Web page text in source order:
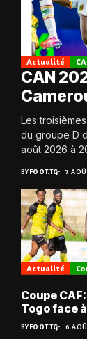
Actualité
CAN
Les
du groupe D
août 2026 à
BYFOOT.TG 7
Actualité
Coupe CAF:
Togo face à
du Niger
BYFOOT.TG 6